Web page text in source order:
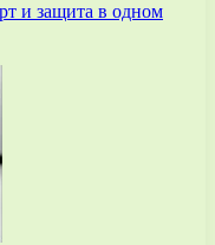
и защита в одном